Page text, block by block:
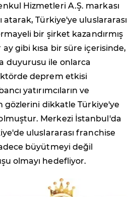
Hizmetleri A.Ş. markası
atarak, Türkiye'ye uluslararası
bir şirket kazandırmış
ay gibi kısa bir süre içerisinde,
duyurusu ile onlarca
deprem etkisi
yatırımcıların ve
gözlerini dikkatle Türkiye'ye
Merkezi İstanbul'da
uluslararası franchise
büyütmeyi değil
olmayı hedefliyor.